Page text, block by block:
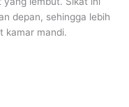
depan, sehingga lebih
kamar mandi.